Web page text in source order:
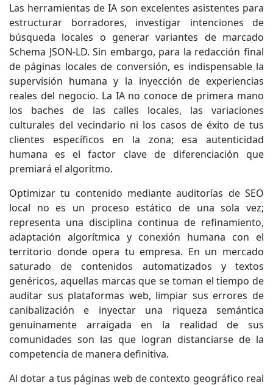
Las herramientas de IA son excelentes asistentes para
estructurar borradores, investigar intenciones de
búsqueda locales o generar variantes de marcado
Schema JSON-LD. Sin embargo, para la redacción final
de páginas locales de conversión, es indispensable la
supervisión humana y la inyección de experiencias
reales del negocio. La IA no conoce de primera mano
los baches de las calles locales, las variaciones
culturales del vecindario ni los casos de éxito de tus
clientes específicos en la zona; esa autenticidad
humana es el factor clave de diferenciación que
premiará el algoritmo.
Optimizar tu contenido mediante auditorías de SEO
local no es un proceso estático de una sola vez;
representa una disciplina continua de refinamiento,
adaptación algorítmica y conexión humana con el
territorio donde opera tu empresa. En un mercado
saturado de contenidos automatizados y textos
genéricos, aquellas marcas que se toman el tiempo de
auditar sus plataformas web, limpiar sus errores de
canibalización e inyectar una riqueza semántica
genuinamente arraigada en la realidad de sus
comunidades son las que logran distanciarse de la
competencia de manera definitiva.
Al dotar a tus páginas web de contexto geográfico real